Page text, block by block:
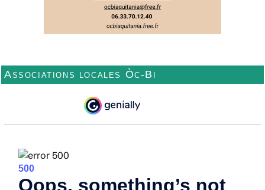
Associations locales Òc-Bi